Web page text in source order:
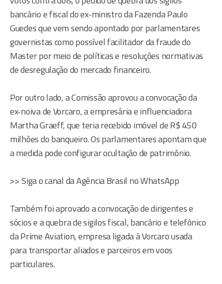
bancário e fiscal do ex-ministro da Fazenda Paulo
Guedes que vem sendo apontado por parlamentares
governistas como possível facilitador da fraude do
Master por meio de políticas e resoluções normativas
de desregulação do mercado financeiro.
Por outro lado, a Comissão aprovou a convocação da
ex-noiva de Vorcaro, a empresária e influenciadora
Martha Graeff, que teria recebido imóvel de R$ 450
milhões do banqueiro. Os parlamentares apontam que
a medida pode configurar ocultação de patrimônio.
>> Siga o canal da Agência Brasil no WhatsApp
Também foi aprovado a convocação de dirigentes e
sócios e a quebra de sigilos fiscal, bancário e telefônico
da Prime Aviation, empresa ligada à Vorcaro usada
para transportar aliados e parceiros em voos
particulares.